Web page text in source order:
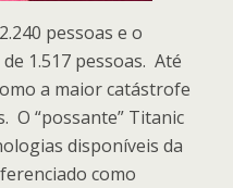
pessoas e o
1.517 pessoas. Até
a maior catástrofe
O “possante” Titanic
disponíveis da
como